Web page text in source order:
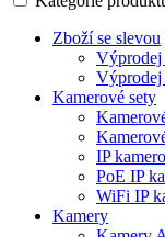
Zboží se slevou
Výprodej
Kamerové sety
IP
PoE IP
WiFi IP
Kamery